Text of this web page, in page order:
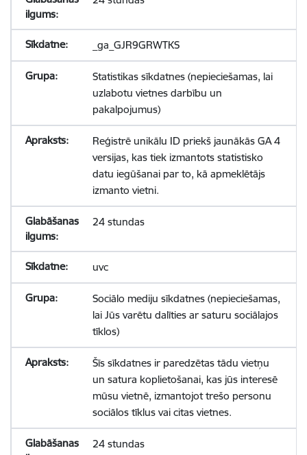
_ga_GJR9GRWTKS
Statistikas sīkdatnes (nepieciešamas, lai
uzlabotu vietnes darbību un
pakalpojumus)
Reģistrē unikālu ID priekš jaunākās GA 4
versijas, kas tiek izmantots statistisko
datu iegūšanai par to, kā apmeklētājs
izmanto vietni.
24 stundas
uvc
Sociālo mediju sīkdatnes (nepieciešamas,
lai Jūs varētu dalīties ar saturu sociālajos
tīklos)
Šīs sīkdatnes ir paredzētas tādu vietņu
un satura koplietošanai, kas jūs interesē
mūsu vietnē, izmantojot trešo personu
sociālos tīklus vai citas vietnes.
24 stundas